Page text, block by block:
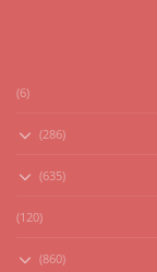
(6)
(286)
(635)
(120)
(860)